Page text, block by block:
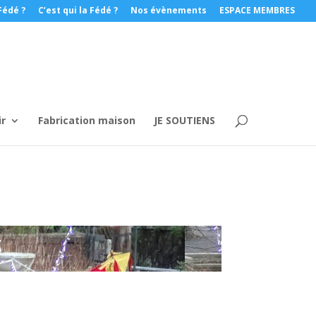
? C’est qui la Fédé ? Nos évènements ESPACE MEMBRES
Fabrication maison JE SOUTIENS